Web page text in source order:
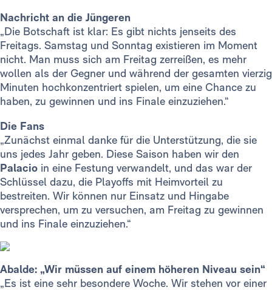
Nachricht an die Jüngeren
„Die Botschaft ist klar: Es gibt nichts jenseits des
Freitags. Samstag und Sonntag existieren im Moment
nicht. Man muss sich am Freitag zerreißen, es mehr
wollen als der Gegner und während der gesamten vierzig
Minuten hochkonzentriert spielen, um eine Chance zu
haben, zu gewinnen und ins Finale einzuziehen.“
Die Fans
„Zunächst einmal danke für die Unterstützung, die sie
uns jedes Jahr geben. Diese Saison haben wir den
Palacio in eine Festung verwandelt, und das war der
Schlüssel dazu, die Playoffs mit Heimvorteil zu
bestreiten. Wir können nur Einsatz und Hingabe
versprechen, um zu versuchen, am Freitag zu gewinnen
und ins Finale einzuziehen.“
Abalde: „Wir müssen auf einem höheren Niveau sein“
„Es ist eine sehr besondere Woche. Wir stehen vor einer